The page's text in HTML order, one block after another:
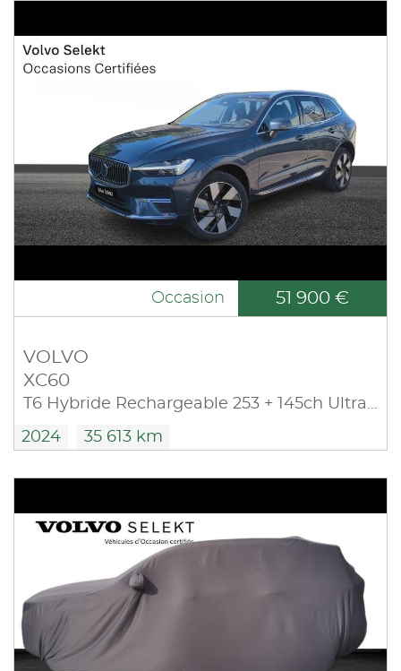
Occasion 51 900 €
VOLVO
XC60
T6 Hybride Rechargeable 253 + 145ch Ultra Style Chrome Geartronic 8 AWD
2024 35 613 km